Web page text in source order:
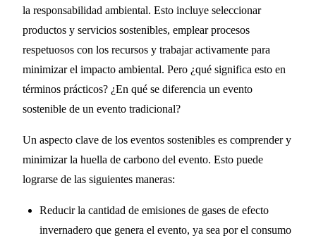
la responsabilidad ambiental. Esto incluye seleccionar
productos y servicios sostenibles, emplear procesos
respetuosos con los recursos y trabajar activamente para
minimizar el impacto ambiental. Pero ¿qué significa esto en
términos prácticos? ¿En qué se diferencia un evento
sostenible de un evento tradicional?
Un aspecto clave de los eventos sostenibles es comprender y
minimizar la huella de carbono del evento. Esto puede
lograrse de las siguientes maneras:
Reducir la cantidad de emisiones de gases de efecto
invernadero que genera el evento, ya sea por el consumo